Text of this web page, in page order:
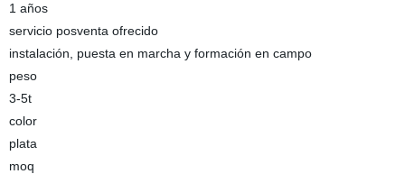
1 años
servicio posventa ofrecido
instalación, puesta en marcha y formación en campo
peso
3-5t
color
plata
moq